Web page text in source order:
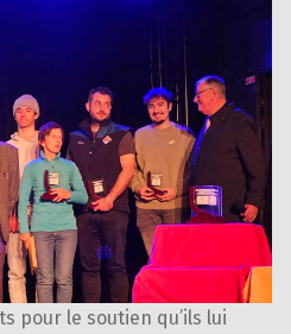
pour le soutien qu’ils lui